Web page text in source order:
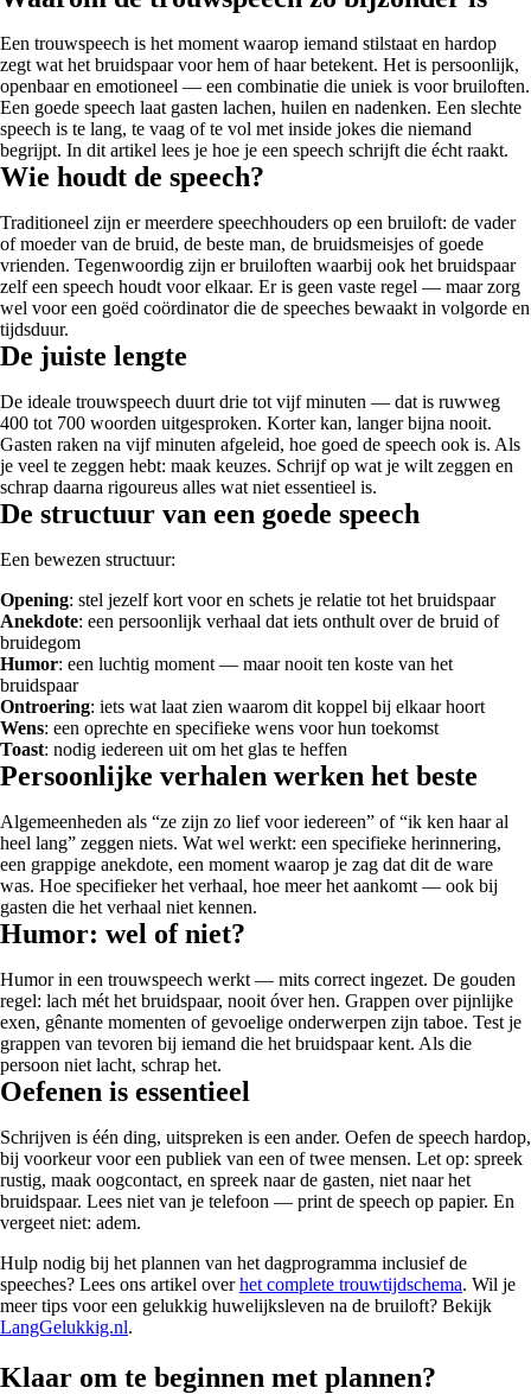
Een trouwspeech is het moment waarop iemand stilstaat en hardop
zegt wat het bruidspaar voor hem of haar betekent. Het is persoonlijk,
openbaar en emotioneel — een combinatie die uniek is voor bruiloften.
Een goede speech laat gasten lachen, huilen en nadenken. Een slechte
speech is te lang, te vaag of te vol met inside jokes die niemand
begrijpt. In dit artikel lees je hoe je een speech schrijft die écht raakt.
Wie houdt de speech?
Traditioneel zijn er meerdere speechhouders op een bruiloft: de vader
of moeder van de bruid, de beste man, de bruidsmeisjes of goede
vrienden. Tegenwoordig zijn er bruiloften waarbij ook het bruidspaar
zelf een speech houdt voor elkaar. Er is geen vaste regel — maar zorg
wel voor een goëd coördinator die de speeches bewaakt in volgorde en
tijdsduur.
De juiste lengte
De ideale trouwspeech duurt drie tot vijf minuten — dat is ruwweg
400 tot 700 woorden uitgesproken. Korter kan, langer bijna nooit.
Gasten raken na vijf minuten afgeleid, hoe goed de speech ook is. Als
je veel te zeggen hebt: maak keuzes. Schrijf op wat je wilt zeggen en
schrap daarna rigoureus alles wat niet essentieel is.
De structuur van een goede speech
Een bewezen structuur:
Opening: stel jezelf kort voor en schets je relatie tot het bruidspaar
Anekdote: een persoonlijk verhaal dat iets onthult over de bruid of
bruidegom
Humor: een luchtig moment — maar nooit ten koste van het
bruidspaar
Ontroering: iets wat laat zien waarom dit koppel bij elkaar hoort
Wens: een oprechte en specifieke wens voor hun toekomst
Toast: nodig iedereen uit om het glas te heffen
Persoonlijke verhalen werken het beste
Algemeenheden als “ze zijn zo lief voor iedereen” of “ik ken haar al
heel lang” zeggen niets. Wat wel werkt: een specifieke herinnering,
een grappige anekdote, een moment waarop je zag dat dit de ware
was. Hoe specifieker het verhaal, hoe meer het aankomt — ook bij
gasten die het verhaal niet kennen.
Humor: wel of niet?
Humor in een trouwspeech werkt — mits correct ingezet. De gouden
regel: lach mét het bruidspaar, nooit óver hen. Grappen over pijnlijke
exen, gênante momenten of gevoelige onderwerpen zijn taboe. Test je
grappen van tevoren bij iemand die het bruidspaar kent. Als die
persoon niet lacht, schrap het.
Oefenen is essentieel
Schrijven is één ding, uitspreken is een ander. Oefen de speech hardop,
bij voorkeur voor een publiek van een of twee mensen. Let op: spreek
rustig, maak oogcontact, en spreek naar de gasten, niet naar het
bruidspaar. Lees niet van je telefoon — print de speech op papier. En
vergeet niet: adem.
Hulp nodig bij het plannen van het dagprogramma inclusief de
speeches? Lees ons artikel overhet complete trouwtijdschema. Wil je
meer tips voor een gelukkig huwelijksleven na de bruiloft? Bekijk
LangGelukkig.nl.
Klaar om te beginnen met plannen?